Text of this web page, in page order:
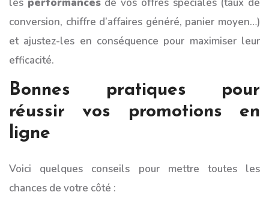
conversion, chiffre d’affaires généré, panier moyen…)
et ajustez-les en conséquence pour maximiser leur
efficacité.
Bonnes pratiques pour
réussir vos promotions en
ligne
Voici quelques conseils pour mettre toutes les
chances de votre côté :